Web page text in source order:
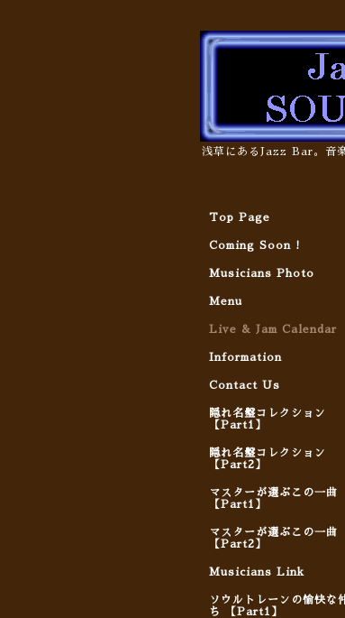
浅草にあるJazz Bar。音
Top Page
Coming Soon !
Musicians Photo
Menu
Live & Jam Calendar
Information
Contact Us
隠れ名盤コレクション
【Part1】
隠れ名盤コレクション
【Part2】
マスターが選ぶこの一曲
【Part1】
マスターが選ぶこの一曲
【Part2】
Musicians Link
ソウルトレーンの愉快な
ち 【Part1】